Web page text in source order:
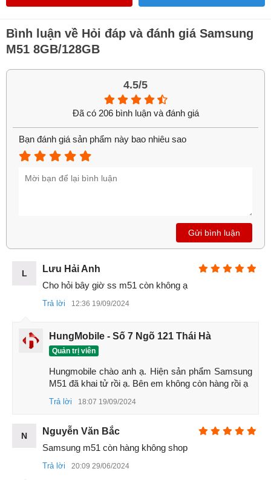
2. Hiệu năng xuất sắc với con chip
Snapdragon
Không giống như các sản phẩm
đó là Snapdragon 730, cùng với bộ nhớ Ram lên tới 8GB và
Rom 128GB. Cho bạn những trải nhiệm mượt mà và khó đòi
3. Camera đột phá trong mọi điều kiện chụp
Bình luận về Hỏi đáp và đánh giá Samsung
M51 8GB/128GB
4.5/5
Đã có 206 bình luận và đánh giá
Bạn đánh giá sản phẩm này bao nhiêu sao
Gửi bình luận
L
Lưu Hải Anh
Cho hỏi bây giờ ss m51 còn không ạ
Trả lời 12:36 19/09/2024
HungMobile - Số 7 Ngõ 121 Thái Hà
Quản trị viên
Hungmobile chào anh ạ. Hiện sản phẩm Samsung
M51 đã khai tử rồi ạ. Bên em không còn hàng rồi ạ
Trả lời 18:07 19/09/2024
N
Nguyễn Văn Bắc
Samsung m51 còn hàng không shop
Trả lời 20:09 29/06/2024